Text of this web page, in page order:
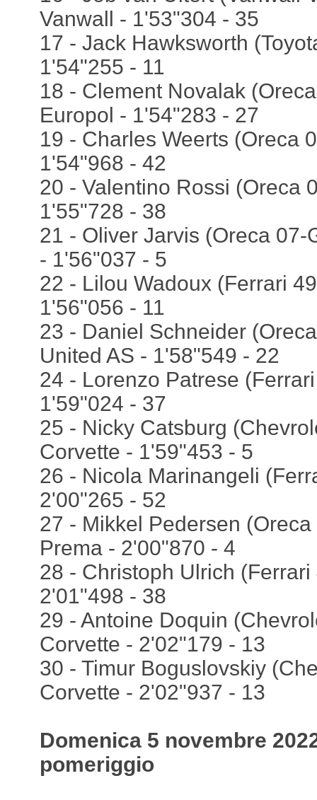
Vanwall - 1'53"304 - 35
17 - Jack Hawksworth
1'54"255 - 11
18 - Clement Novalak
Europol - 1'54"283 - 27
19 - Charles Weerts (Oreca
1'54"968 - 42
20 - Valentino Rossi (Oreca
1'55"728 - 38
21 - Oliver Jarvis (Oreca 07-
- 1'56"037 - 5
22 - Lilou Wadoux (Ferrari
1'56"056 - 11
23 - Daniel Schneider
United AS - 1'58"549 - 22
24 - Lorenzo Patrese
1'59"024 - 37
25 - Nicky Catsburg
Corvette - 1'59"453 - 5
26 - Nicola Marinangeli
2'00"265 - 52
27 - Mikkel Pedersen
Prema - 2'00"870 - 4
28 - Christoph Ulrich
2'01"498 - 38
29 - Antoine Doquin
Corvette - 2'02"179 - 13
30 - Timur Boguslovskiy
Corvette - 2'02"937 - 13
Domenica 5 novembre
pomeriggio